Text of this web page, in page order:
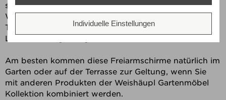
schwenkbar. Die Bespannung der Freiarmschirme aus
Weishäupl ACRYLTUCH (100% Polyacrylgewebe mit
Teflon-Ausrüstung) wird grundsätzlich mit einer
Lufthaube angefertigt.
Am besten kommen diese Freiarmschirme natürlich im
Garten oder auf der Terrasse zur Geltung, wenn Sie
mit anderen Produkten der Weishäupl Gartenmöbel
Kollektion kombiniert werden.
Individuelle Einstellungen